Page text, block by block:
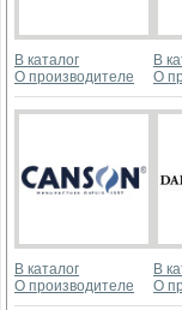
В каталог
О производителе
В
О
В каталог
О производителе
В
О